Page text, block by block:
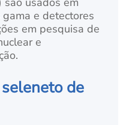
e detectores
em pesquisa de
e
de